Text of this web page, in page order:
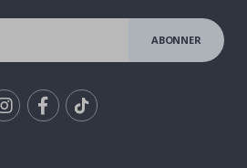
ABONNER